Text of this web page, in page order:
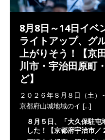
8月8日～14日イベ
ライトアップ、グ
上がりそう！【京
川市・宇治田原町
ど】
２０２６年８月８日（土）
京都府山城地域のイ [...]
８月５日、「大久保駐
した！【京都府宇治市／